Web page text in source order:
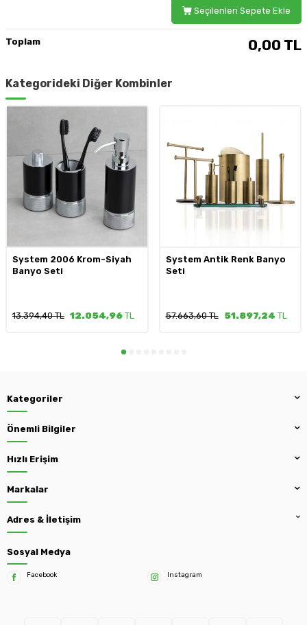
Seçilenleri Sepete Ekle
Toplam 0,00 TL
Kategorideki Diğer Kombinler
System 2006 Krom-Siyah
Banyo Seti
13.394,40 TL 12.054,96 TL
System Antik Renk Banyo
Seti
57.663,60 TL 51.897,24 TL
Kategoriler
Önemli Bilgiler
Hızlı Erişim
Markalar
Adres & İletişim
Sosyal Medya
Facebook Instagram